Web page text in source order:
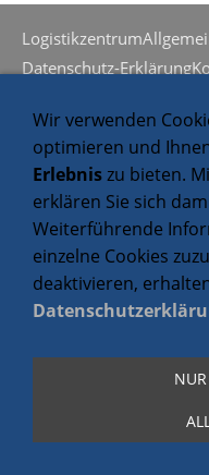
Logistikzentrum
Datenschutz-Erklärung
Wir verwenden
optimieren und
Erlebniszu bieten.
erklären Sie sich
Weiterführende
einzelne Cookies
deaktivieren,